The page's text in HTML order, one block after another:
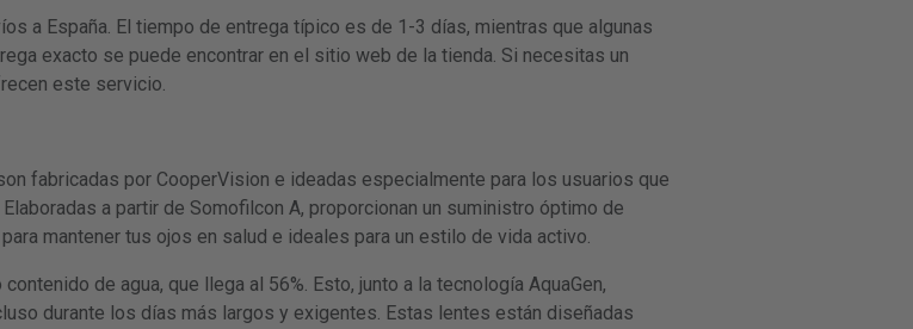
a España. El tiempo de entrega típico es de 1-3 días, mientras que algunas
exacto se puede encontrar en el sitio web de la tienda. Si necesitas un
este servicio.
fabricadas por CooperVision e ideadas especialmente para los usuarios que
a partir de Somofilcon A, proporcionan un suministro óptimo de
mantener tus ojos en salud e ideales para un estilo de vida activo.
de agua, que llega al 56%. Esto, junto a la tecnología AquaGen,
durante los días más largos y exigentes. Estas lentes están diseñadas